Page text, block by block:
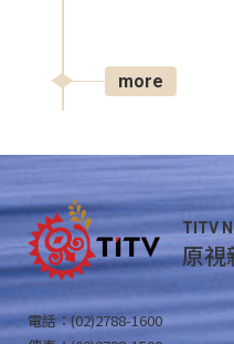
more
TITV
原視
電話：(02)2788-1600